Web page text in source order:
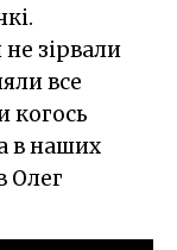
зірвали
все
когось
в наших
Олег